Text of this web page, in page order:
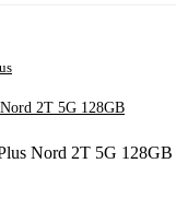
2T 5G 128GB